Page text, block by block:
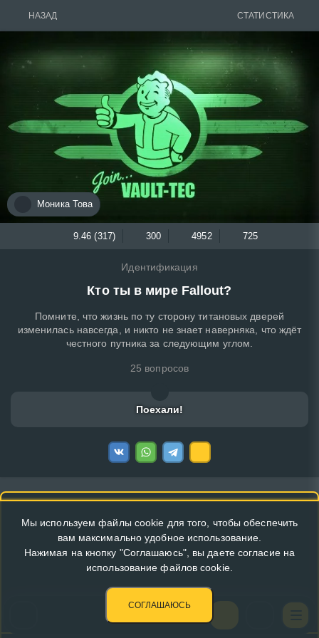
НАЗАД СТАТИСТИКА
᠌Моника Това
9.46 (317) 300 4952 725
Идентификация
Кто ты в мире Fallout?
Помните, что жизнь по ту сторону титановых дверей
изменилась навсегда, и никто не знает наверняка, что ждёт
честного путника за следующим углом.
25 вопросов
Поехали!
Мы используем файлы cookie для того, чтобы обеспечить
вам максимально удобное использование.
Нажимая на кнопку "Соглашаюсь", вы даете согласие на
использование файлов cookie.
СОГЛАШАЮСЬ